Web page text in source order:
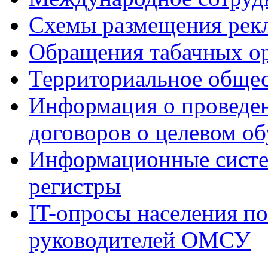
Схемы размещения
Обращения табачных
Территориальное
Информация о
договоров о целевом
Информационные
регистры
IT-опросы населения
руководителей ОМСУ